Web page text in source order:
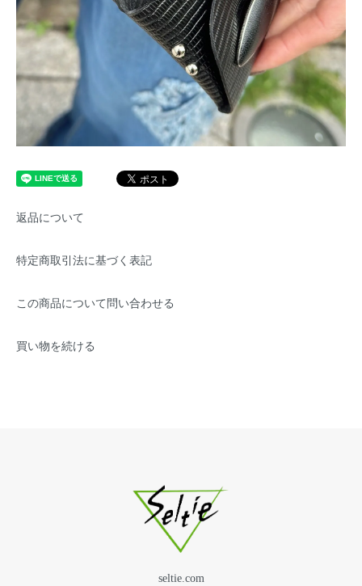
返品について
特定商取引法に基づく表記
この商品について問い合わせる
買い物を続ける
seltie.com